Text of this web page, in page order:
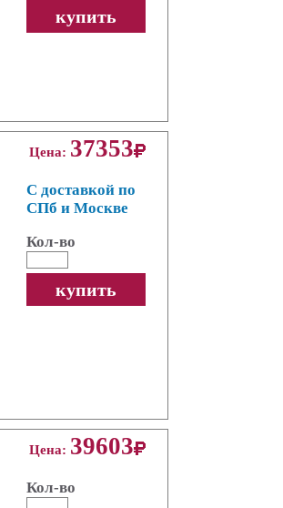
купить
Цена: 37353
С доставкой по
СПб и Москве
Кол-во
купить
Цена: 39603
Кол-во